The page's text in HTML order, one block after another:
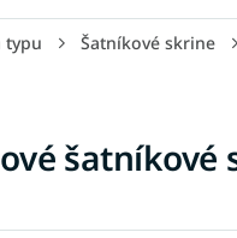
typu Šatníkové skrine
šatníkové